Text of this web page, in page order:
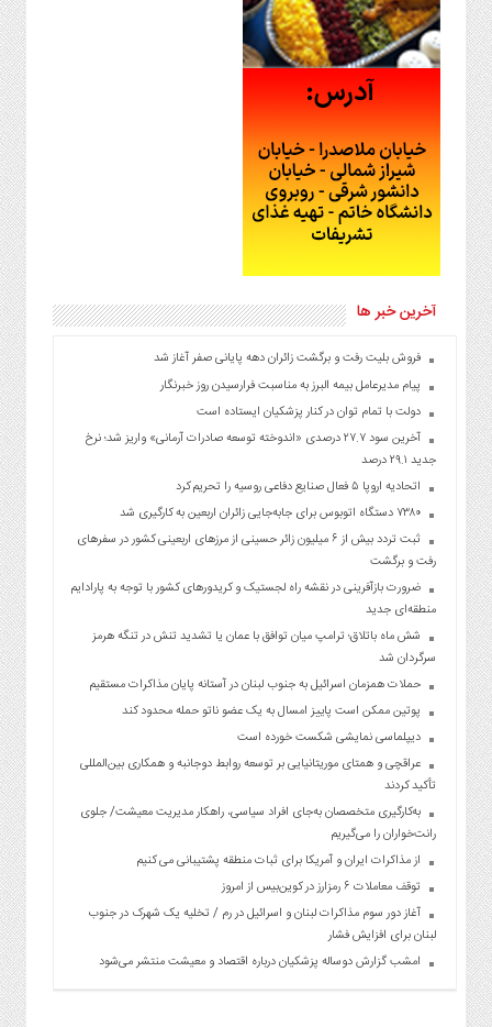
آخرین خبر ها
فروش بلیت رفت و برگشت زائران دهه پایانی صفر آغاز شد
پیام مدیرعامل بیمه البرز به مناسبت فرارسیدن روز خبرنگار
دولت با تمام توان در کنار پزشکیان ایستاده است
آخرین سود ۲۷.۷ درصدی «اندوخته توسعه صادرات آرمانی» واریز شد؛ نرخ
جدید ۲۹.۱ درصد
اتحادیه اروپا ۵ فعال صنایع دفاعی روسیه را تحریم کرد
۷۳۸۰ دستگاه اتوبوس برای جابه‌جایی زائران اربعین به‌ کارگیری شد
ثبت تردد بیش از ۶ میلیون زائر حسینی از مرزهای اربعینی کشور در سفرهای
رفت و برگشت
ضرورت بازآفرینی در نقشه راه لجستیک و کریدورهای کشور با توجه به پارادایم
منطقه‌ای جدید
شش ماه باتلاق؛ ترامپ میان توافق با عمان یا تشدید تنش در تنگه هرمز
سرگردان شد
حملات همزمان اسرائیل به جنوب لبنان در آستانه پایان مذاکرات مستقیم
پوتین ممکن است پاییز امسال به یک عضو ناتو حمله محدود کند
دیپلماسی نمایشی شکست خورده است
عراقچی و همتای موریتانیایی بر توسعه روابط دوجانبه و همکاری بین‌المللی
تأکید کردند
به‌کارگیری متخصصان به‌جای افراد سیاسی، راهکار مدیریت معیشت/ جلوی
رانت‌خواران را می‌گیریم
از مذاکرات ایران و آمریکا برای ثبات منطقه پشتیبانی می کنیم
توقف معاملات ۶ رمزارز در کوین‌بیس از امروز
آغاز دور سوم مذاکرات لبنان و اسرائیل در رم / تخلیه یک شهرک در جنوب
لبنان برای افزایش فشار
امشب گزارش دوساله پزشکیان درباره اقتصاد و معیشت منتشر می‌شود